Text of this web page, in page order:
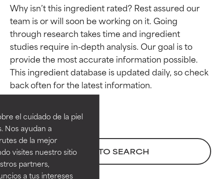
el cuidado de la piel
Nos ayudan a
de la mejor
visites nuestro sitio
partners,
a tus intereses
Why isn’t this ingredient rated? Rest assured our
team is or will soon be working on it. Going
through research takes time and ingredient
studies require in-depth analysis. Our goal is to
provide the most accurate information possible.
This ingredient database is updated daily, so check
BACK TO SEARCH
Calificaciones de
ingredientes
EXCELENTE
Ingrediente sobresaliente con
beneficios reales para la piel. Su
Calificaciones de
ingredientes
EXCELENTE
Ingrediente sobresaliente con
beneficios reales para la piel. Su